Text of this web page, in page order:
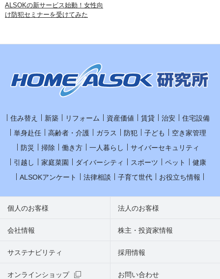
ALSOKの新サービス始動！女性向
け防犯セミナーを受けてみた
住み替え 新築 リフォーム 資産価値 賃貸 治安
住宅設備
単身赴任
高齢者・介護 ガラス 防犯 子ども
空き家管理
防災
掃除 働き方 一人暮らし
サイバーセキュリティ
引越し
家庭菜園 ダイバーシティ スポーツ ペット
健康
ALSOKアンケート
法律相談 子育て世代 お役立ち情報
個人のお客様 法人のお客様
会社情報 株主・投資家情報
サステナビリティ
オンラインショップ お問い合わせ
採用情報